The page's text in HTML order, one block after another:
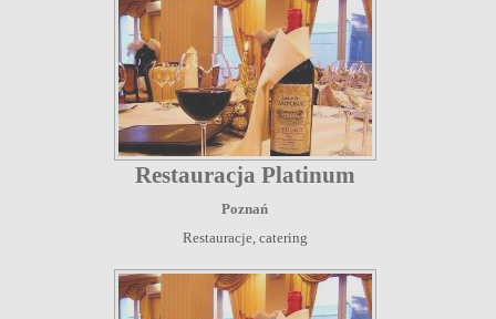
Restauracja Platinum
Poznań
Restauracje, catering